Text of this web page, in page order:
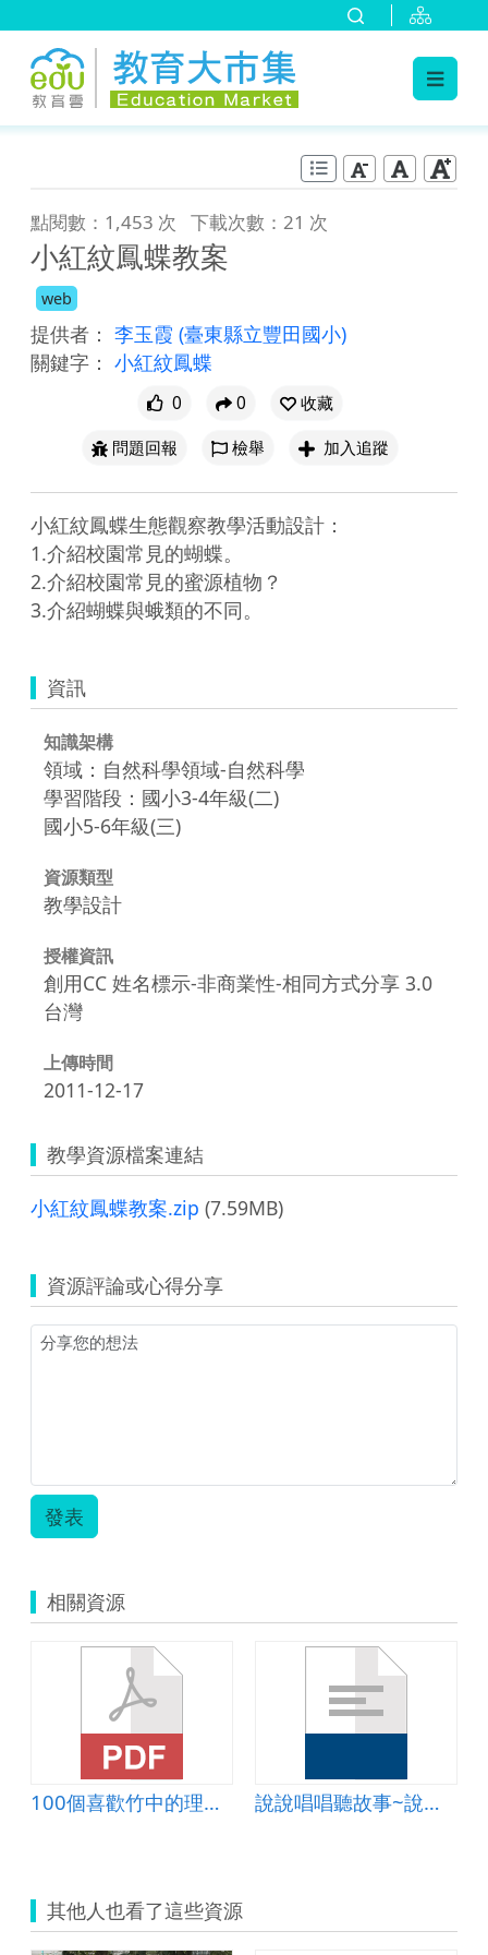
點閱數：1,453 次 下載次數：21 次
小紅紋鳳蝶教案
web
提供者： 李玉霞 (臺東縣立豐田國小)
關鍵字： 小紅紋鳳蝶
0 0
收藏
問題回報
檢舉 加入追蹤
小紅紋鳳蝶生態觀察教學活動設計：
1.介紹校園常見的蝴蝶。
2.介紹校園常見的蜜源植物？
資訊
知識架構
領域：自然科學領域-自然科學
學習階段：國小3-4年級(二)
國小5-6年級(三)
資源類型
教學設計
授權資訊
創用CC 姓名標示-非商業性-相同方式分享 3.0
台灣
上傳時間
2011-12-17
教學資源檔案連結
小紅紋鳳蝶教案.zip (7.59MB)
資源評論或心得分享
發表
相關資源
100個喜歡竹中的理由(攝影篇) 說說唱唱聽故事~說唱藝術欣賞
其他人也看了這些資源